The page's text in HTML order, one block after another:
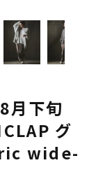
月下旬
グ
wide-